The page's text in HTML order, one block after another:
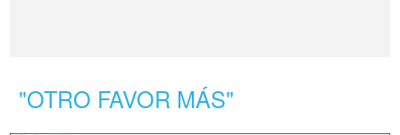
"OTRO FAVOR MÁS"